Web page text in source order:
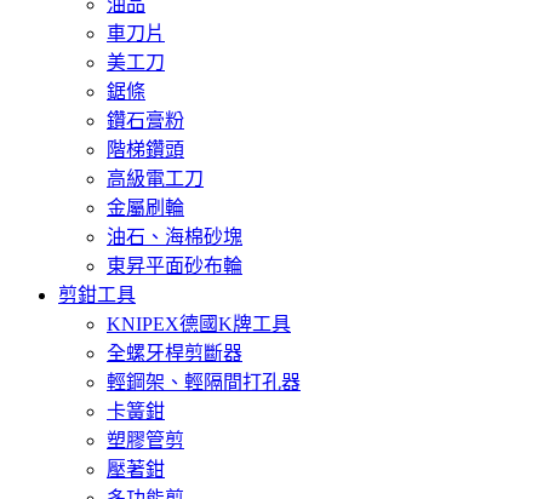
車刀片
美工刀
鋸條
鑽石膏粉
階梯鑽頭
高級電工刀
金屬刷輪
油石、海棉砂塊
東昇平面砂布輪
剪鉗工具
KNIPEX德國K牌工具
全螺牙桿剪斷器
輕鋼架、輕隔間打孔器
卡簧鉗
塑膠管剪
壓著鉗